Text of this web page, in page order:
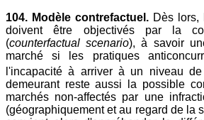
104. Modèle contrefactuel. Dès
doivent être objectivés par la
(counterfactual scenario), à savoir
marché si les pratiques
l'incapacité à arriver à un niveau
demeurant reste aussi la possible
marchés non-affectés par une
(géographiquement et au regard de la